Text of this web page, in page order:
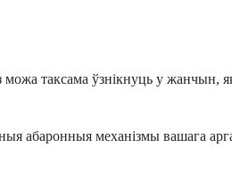
можа таксама ўзнікнуць у жанчын,
абаронныя механізмы вашага